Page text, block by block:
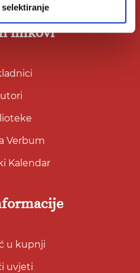
linkovi
Verbum
Kalendar
u kupnji
uvjeti